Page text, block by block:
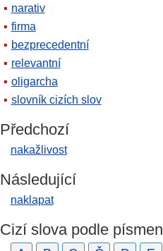
narativ
firma
bezprecedentní
relevantní
oligarcha
slovník cizích slov
Předchozí
nakažlivost
Následující
naklapat
Cizí slova podle písmen